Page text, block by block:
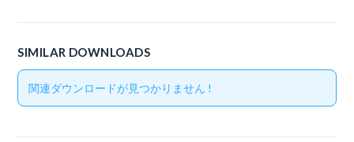
SIMILAR DOWNLOADS
関連ダウンロードが見つかりません !